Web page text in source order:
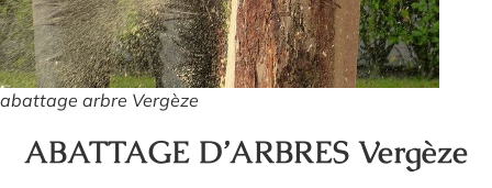
abattage arbre Vergèze
ABATTAGE D’ARBRES Vergèze